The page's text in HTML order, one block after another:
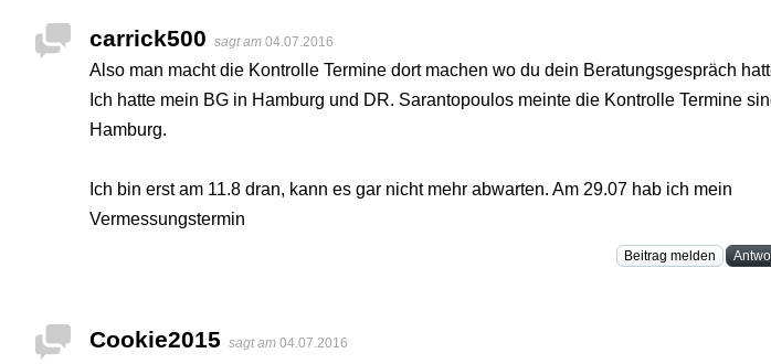
carrick500 sagt am 04.07.2016
Also man macht die Kontrolle Termine dort machen wo du dein Beratungsgespräch
Ich hatte mein BG in Hamburg und DR. Sarantopoulos meinte die Kontrolle Termine
Hamburg.
Ich bin erst am 11.8 dran, kann es gar nicht mehr abwarten. Am 29.07 hab ich mein
Vermessungstermin
Beitrag melden
Cookie2015 sagt am 04.07.2016